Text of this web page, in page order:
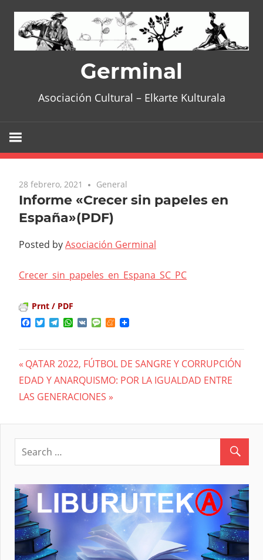
content
Germinal
Asociación Cultural – Elkarte Kulturala
28 febrero, 2021 General
Informe «Crecer sin papeles en
España»(PDF)
Posted byAsociación Germinal
Crecer_sin_papeles_en_Espana_SC_PC
Prnt / PDF
Facebook
TwitterTelegram
WhatsApp
VK MessageMeneame
Navegación
de
entradas
Previous
Post:
QATAR 2022, FÚTBOL DE SANGRE Y CORRUPCIÓN
Next
Post:
EDAD Y ANARQUISMO: POR LA IGUALDAD ENTRE
LAS GENERACIONES